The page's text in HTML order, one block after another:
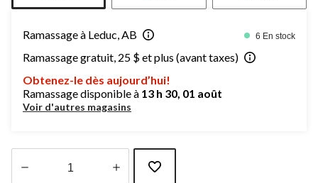
Ramassage à Leduc, AB 6 En stock
Ramassage gratuit, 25 $ et plus (avant taxes)
Obtenez-le dès aujourd’hui!
Ramassage disponible à 13 h 30, 01 août
Voir d'autres magasins